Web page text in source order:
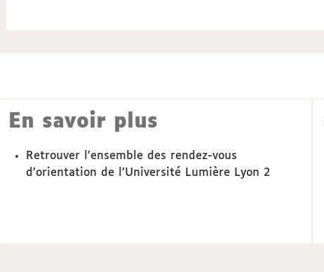
En savoir plus
Retrouver l’ensemble des rendez-vous
d’orientation de l’Université Lumière Lyon 2